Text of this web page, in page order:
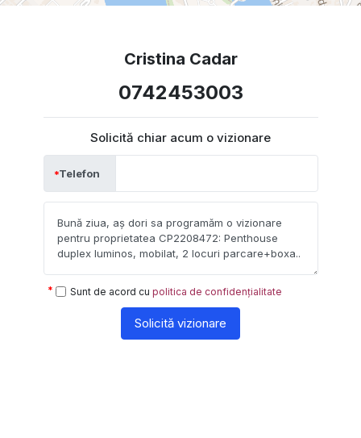
Cristina Cadar
0742453003
Solicită chiar acum o vizionare
Telefon
Sunt de acord cu politica de confidențialitate
Solicită vizionare